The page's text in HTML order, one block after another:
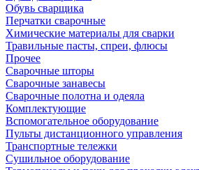
Обувь сварщика
Перчатки сварочные
Химические материалы для сварки
Травильные пасты, спреи, флюсы
Прочее
Сварочные шторы
Сварочные занавесы
Сварочные полотна и одеяла
Комплектующие
Вспомогательное оборудование
Пульты дистанционного управления
Транспортные тележки
Сушильное оборудование